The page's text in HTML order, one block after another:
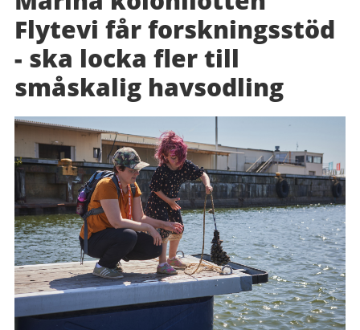
Flytevi får forskningsstöd
- ska locka fler till
småskalig havsodling